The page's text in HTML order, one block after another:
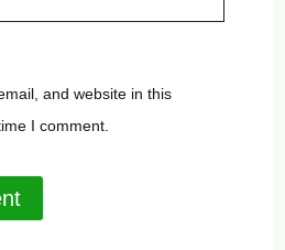
and website in this
I comment.